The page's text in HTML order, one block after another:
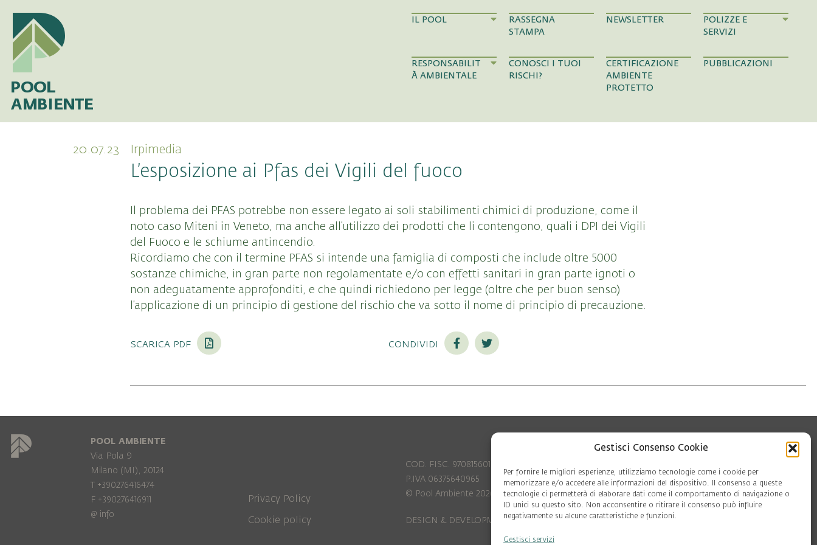
Gestisci Consenso Cookie
Per fornire le migliori esperienze, utilizziamo tecnologie come i cookie per
memorizzare e/o accedere alle informazioni del dispositivo. Il consenso a queste
tecnologie ci permetterà di elaborare dati come il comportamento di navigazione o
ID unici su questo sito. Non acconsentire o ritirare il consenso può influire
negativamente su alcune caratteristiche e funzioni.
Gestisci servizi
IL POOL
RASSEGNA
STAMPA
NEWSLETTER
POLIZZE E
SERVIZI
RESPONSABILIT
À AMBIENTALE
CONOSCI I TUOI
RISCHI?
CERTIFICAZIONE
AMBIENTE
PROTETTO
PUBBLICAZIONI
20.07.23 Irpimedia
L’esposizione ai Pfas dei Vigili del fuoco
Il problema dei PFAS potrebbe non essere legato ai soli stabilimenti chimici di produzione, come il
noto caso Miteni in Veneto, ma anche all’utilizzo dei prodotti che li contengono, quali i DPI dei Vigili
del Fuoco e le schiume antincendio.
Ricordiamo che con il termine PFAS si intende una famiglia di composti che include oltre 5000
sostanze chimiche, in gran parte non regolamentate e/o con effetti sanitari in gran parte ignoti o
non adeguatamente approfonditi, e che quindi richiedono per legge (oltre che per buon senso)
l’applicazione di un principio di gestione del rischio che va sotto il nome di principio di precauzione.
scarica pdf condividi
POOL AMBIENTE
Via Pola 9
Milano (MI), 20124
T +390276416474
F +390276416911
@ info
Privacy Policy
Cookie policy
COD. FISC. 97081560159
P.IVA 06375640965
© Pool Ambiente 2026
DESIGN & DEVELOPMENT byLeftloft